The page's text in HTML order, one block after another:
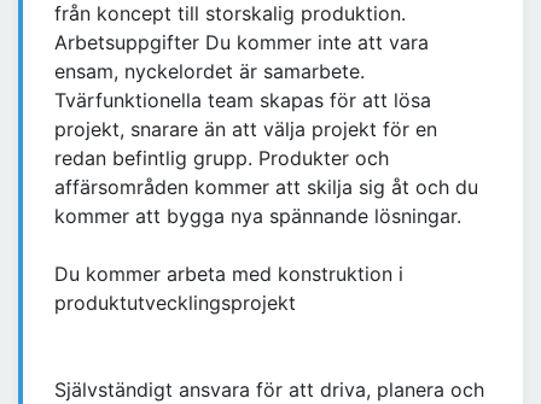
från koncept till storskalig produktion.
Arbetsuppgifter Du kommer inte att vara
ensam, nyckelordet är samarbete.
Tvärfunktionella team skapas för att lösa
projekt, snarare än att välja projekt för en
redan befintlig grupp. Produkter och
affärsområden kommer att skilja sig åt och du
kommer att bygga nya spännande lösningar.
Du kommer arbeta med konstruktion i
produktutvecklingsprojekt
Självständigt ansvara för att driva, planera och